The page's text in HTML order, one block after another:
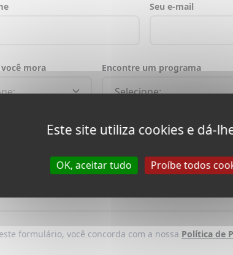
Seu e-mail
mora Encontre um programa
mensagem
formulário, você concorda com a nossa Política de
Este site utiliza cookies e dá-
OK, aceitar tudo Proíbe todos